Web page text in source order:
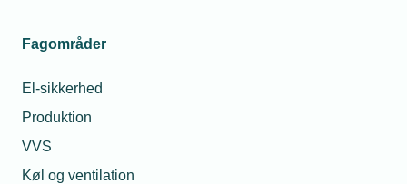
Fagområder
El-sikkerhed
Produktion
VVS
Køl og ventilation
Ventilation løser stort problem i skolerne